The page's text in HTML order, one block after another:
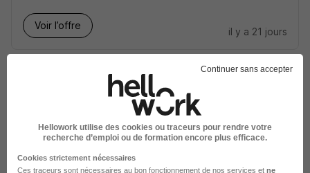
Voir l’offre
il y a 21 jours
Agent - Agente de Maintenance en
Électricité et Automatisme Indus H/F
Manpower France
Continuer sans accepter
Hellowork utilise des cookies ou traceurs pour rendre votre
recherche d’emploi ou de formation encore plus efficace.
Cookies strictement nécessaires
Ces traceurs sont nécessaires au bon fonctionnement de nos services et ne